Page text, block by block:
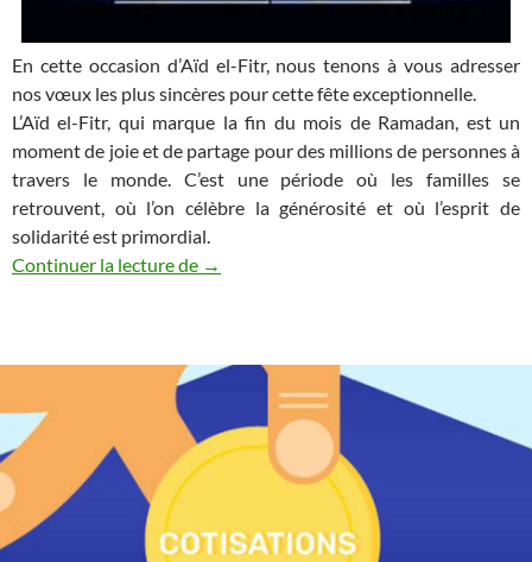
En cette occasion d’Aïd el-Fitr, nous tenons à vous adresser
nos vœux les plus sincères pour cette fête exceptionnelle.
L’Aïd el-Fitr, qui marque la fin du mois de Ramadan, est un
moment de joie et de partage pour des millions de personnes à
travers le monde. C’est une période où les familles se
retrouvent, où l’on célèbre la générosité et où l’esprit de
solidarité est primordial.
Continuer la lecture de L’Aïd Tamervuht !
→